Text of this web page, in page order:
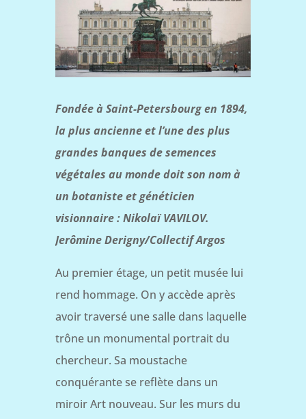
Fondée à Saint-Petersbourg en 1894,
la plus ancienne et l’une des plus
grandes banques de semences
végétales au monde doit son nom à
un botaniste et généticien
visionnaire : Nikolaï VAVILOV.
Jerômine Derigny/Collectif Argos
Au premier étage, un petit musée lui
rend hommage. On y accède après
avoir traversé une salle dans laquelle
trône un monumental portrait du
chercheur. Sa moustache
conquérante se reflète dans un
miroir Art nouveau. Sur les murs du